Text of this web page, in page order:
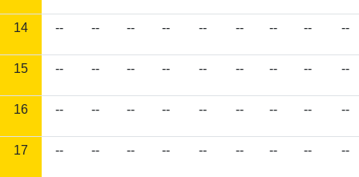
14 -- -- -- -- -- -- -- -- --
15 -- -- -- -- -- -- -- -- --
16 -- -- -- -- -- -- -- -- --
17 -- -- -- -- -- -- -- -- --